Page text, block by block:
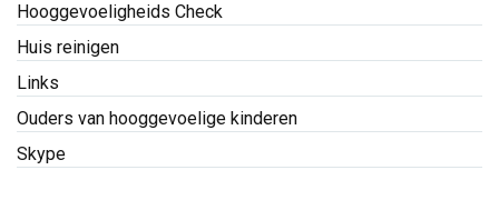
Hooggevoeligheids Check
Huis reinigen
Links
Ouders van hooggevoelige kinderen
Skype